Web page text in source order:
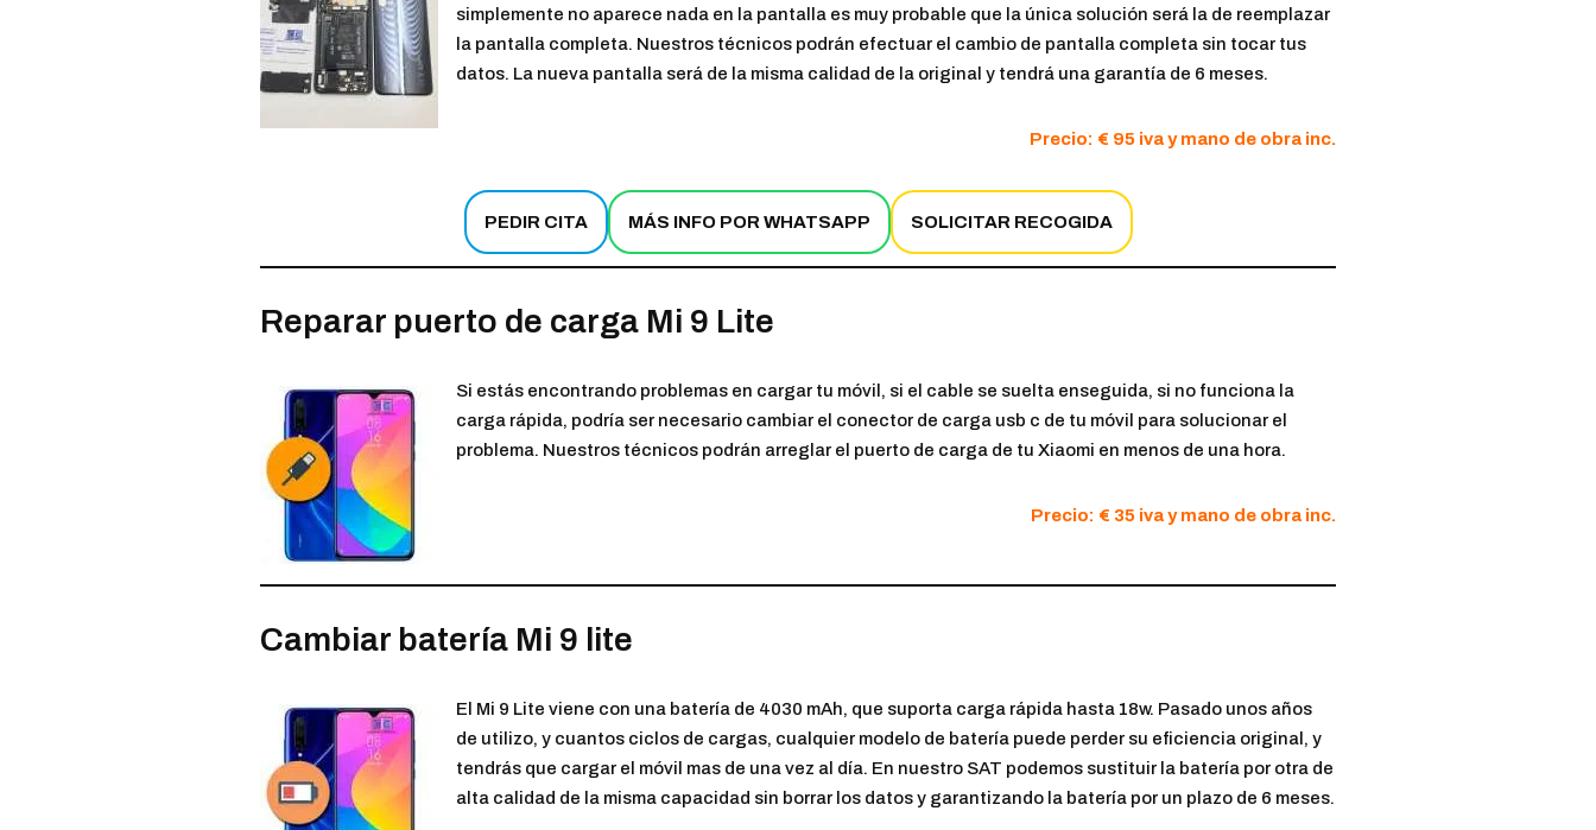
simplemente no aparece nada en la pantalla es muy probable que la única solución será la de reemplazar
la pantalla completa. Nuestros técnicos podrán efectuar el cambio de pantalla completa sin tocar tus
datos. La nueva pantalla será de la misma calidad de la original y tendrá una garantía de 6 meses.
Precio: € 95 iva y mano de obra inc.
PEDIR CITA MÁS INFO POR WHATSAPP SOLICITAR RECOGIDA
Reparar puerto de carga Mi 9 Lite
Si estás encontrando problemas en cargar tu móvil, si el cable se suelta enseguida, si no funciona la
carga rápida, podría ser necesario cambiar el conector de carga usb c de tu móvil para solucionar el
problema. Nuestros técnicos podrán arreglar el puerto de carga de tu Xiaomi en menos de una hora.
Precio: € 35 iva y mano de obra inc.
Cambiar batería Mi 9 lite
El Mi 9 Lite viene con una batería de 4030 mAh, que suporta carga rápida hasta 18w. Pasado unos años
de utilizo, y cuantos ciclos de cargas, cualquier modelo de batería puede perder su eficiencia original, y
tendrás que cargar el móvil mas de una vez al día. En nuestro SAT podemos sustituir la batería por otra de
alta calidad de la misma capacidad sin borrar los datos y garantizando la batería por un plazo de 6 meses.